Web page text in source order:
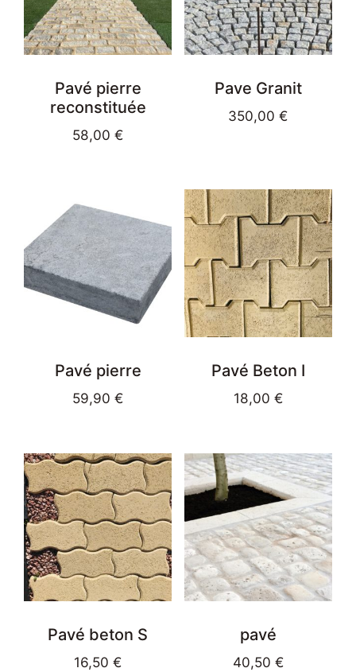
Pavé pierre
reconstituée
58,00€
Pave Granit
350,00€
Pavé pierre
59,90€
Pavé Beton I
18,00 €
Pavé beton S
16,50€
pavé
40,50 €